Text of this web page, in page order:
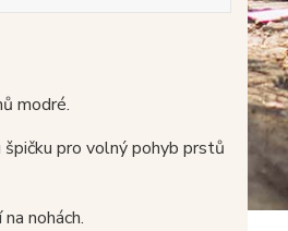
modré.
pro volný pohyb prstů
nohách.